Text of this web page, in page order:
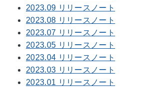
2023.09 リリースノート
2023.08 リリースノート
2023.07 リリースノート
2023.05 リリースノート
2023.04 リリースノート
2023.03 リリースノート
2023.01 リリースノート